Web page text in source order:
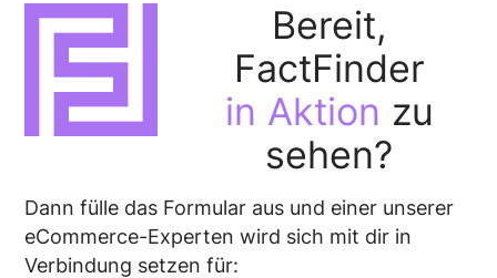
Bereit,
FactFinder
in Aktion zu
sehen?
Dann fülle das Formular aus und einer unserer
eCommerce-Experten wird sich mit dir in
Verbindung setzen für: